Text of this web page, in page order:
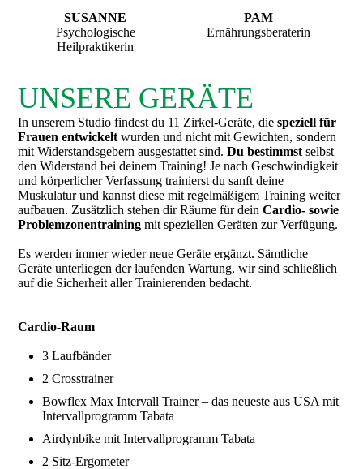
SUSANNE
Psychologische
Heilpraktikerin
PAM
Ernährungsberaterin
UNSERE GERÄTE
In unserem Studio findest du 11 Zirkel-Geräte, diespeziell für
Frauen entwickelt wurden und nicht mit Gewichten, sondern
mit Widerstandsgebern ausgestattet sind.Du bestimmst selbst
den Widerstand bei deinem Training! Je nach Geschwindigkeit
und körperlicher Verfassung trainierst du sanft deine
Muskulatur und kannst diese mit regelmäßigem Training weiter
aufbauen. Zusätzlich stehen dir Räume für deinCardio- sowie
Problemzonentraining mit speziellen Geräten zur Verfügung.
Es werden immer wieder neue Geräte ergänzt. Sämtliche
Geräte unterliegen der laufenden Wartung, wir sind schließlich
auf die Sicherheit aller Trainierenden bedacht.
Cardio-Raum
3 Laufbänder
2 Crosstrainer
Bowflex Max Intervall Trainer – das neueste aus USA mit
Intervallprogramm Tabata
Airdynbike mit Intervallprogramm Tabata
2 Sitz-Ergometer